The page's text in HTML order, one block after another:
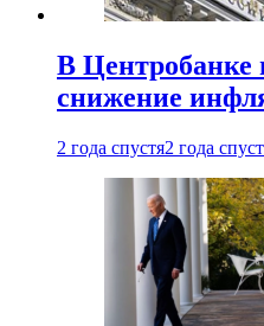
В Центробанке
снижение
2 года спустя2 года